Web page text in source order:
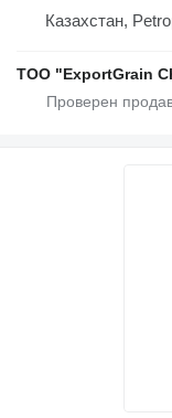
Казахстан,
TOO "ExportGrain